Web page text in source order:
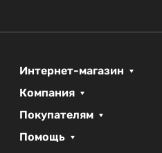
Интернет-магазин
Компания
Покупателям
Помощь